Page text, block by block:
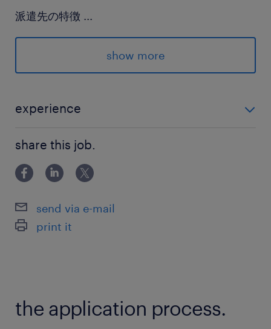
派遣先の特徴 ...
<<大手町駅＊大手国内損保＞＞
◆交通費支給
◆高時給
◆セキュリティエンジニア
◆ITサポート／IT事務
丸ノ内線、千代田線、東西線、半蔵門線、三田線
／大手町(東京都)駅（徒歩5分）
銀座線、東西線、浅草線／日本橋(東京都)駅（徒
show more
experience
キュリティ基礎) ◆情報セキュリティ知識(例：FISC安
全対策基準) ～セキュリティ業務経験や監査業務経験者
を歓迎！～
share this job.
send via e-mail
print it
the application process.